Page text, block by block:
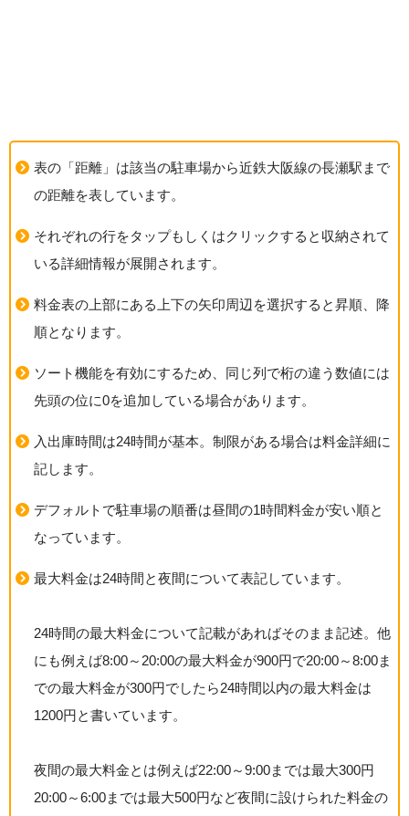
表の「距離」は該当の駐車場から近鉄大阪線の長瀬駅まで
の距離を表しています。
それぞれの行をタップもしくはクリックすると収納されて
いる詳細情報が展開されます。
料金表の上部にある上下の矢印周辺を選択すると昇順、降
順となります。
ソート機能を有効にするため、同じ列で桁の違う数値には
先頭の位に0を追加している場合があります。
入出庫時間は24時間が基本。制限がある場合は料金詳細に
記します。
デフォルトで駐車場の順番は昼間の1時間料金が安い順と
なっています。
最大料金は24時間と夜間について表記しています。
24時間の最大料金について記載があればそのまま記述。他
にも例えば8:00～20:00の最大料金が900円で20:00～8:00ま
での最大料金が300円でしたら24時間以内の最大料金は
1200円と書いています。
夜間の最大料金とは例えば22:00～9:00までは最大300円
20:00～6:00までは最大500円など夜間に設けられた料金の